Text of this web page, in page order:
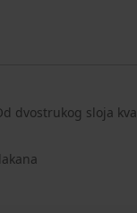
dvostrukog sloja